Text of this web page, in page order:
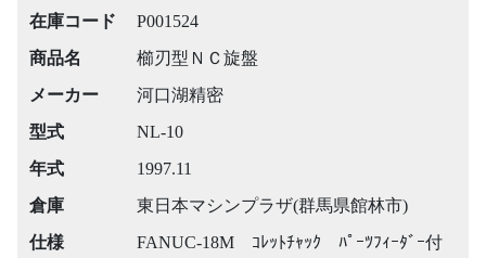
在庫コード
P001524
商品名
櫛刃型ＮＣ旋盤
メーカー
河口湖精密
型式
NL-10
年式
1997.11
倉庫
東日本マシンプラザ(群馬県館林市)
仕様
FANUC-18M ｺﾚｯﾄﾁｬｯｸ ﾊﾟｰﾂﾌｨｰﾀﾞｰ付